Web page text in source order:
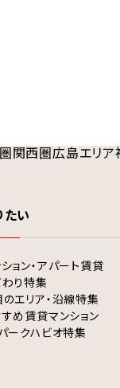
関西圏広島エリア
たい
ョン・アパート賃貸
り特集
エリア・沿線特集
すめ賃貸マンション
ークハビオ特集